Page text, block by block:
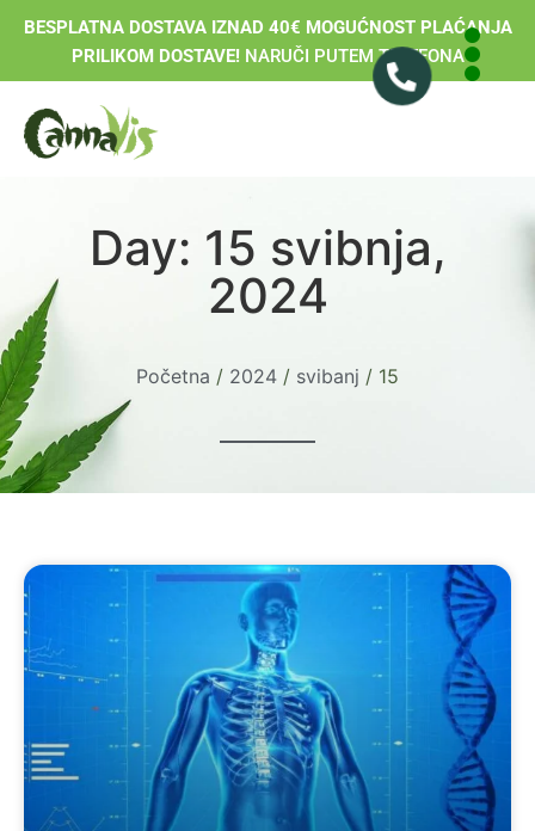
BESPLATNA DOSTAVA IZNAD 40€ MOGUĆNOST PLAĆANJA
PRILIKOM DOSTAVE!NARUČI PUTEM TELEFONA
Day: 15 svibnja,
2024
Početna / 2024 / svibanj / 15